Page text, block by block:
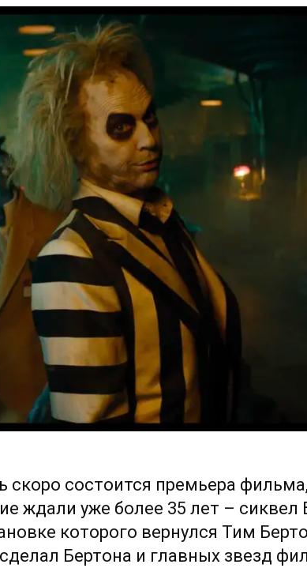
скоро состоится премьера
ждали уже более 35 лет – сиквел
которого вернулся Тим
Бертона и главных звезд